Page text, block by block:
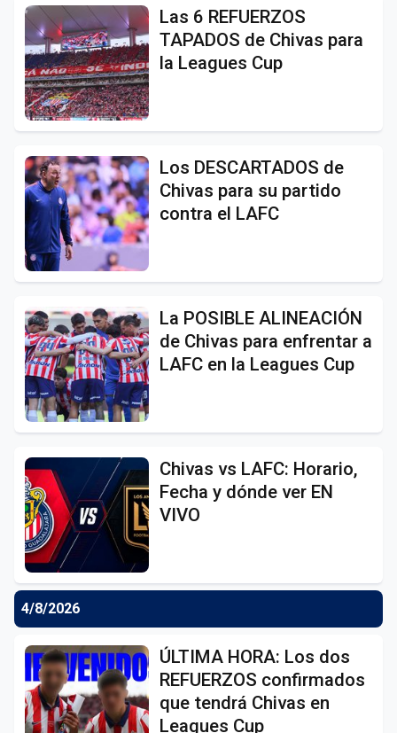
Las 6 REFUERZOS
TAPADOS de Chivas para
la Leagues Cup
Los DESCARTADOS de
Chivas para su partido
contra el LAFC
La POSIBLE ALINEACIÓN
de Chivas para enfrentar a
LAFC en la Leagues Cup
Chivas vs LAFC: Horario,
Fecha y dónde ver EN
VIVO
4/8/2026
ÚLTIMA HORA: Los dos
REFUERZOS confirmados
que tendrá Chivas en
Leagues Cup